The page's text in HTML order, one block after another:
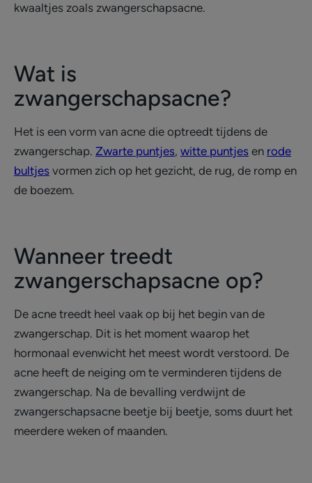
kwaaltjes zoals zwangerschapsacne.
Wat is
zwangerschapsacne?
Het is een vorm van acne die optreedt tijdens de
zwangerschap. Zwarte puntjes, witte puntjes en rode
bultjes vormen zich op het gezicht, de rug, de romp en
de boezem.
Wanneer treedt
zwangerschapsacne op?
De acne treedt heel vaak op bij het begin van de
zwangerschap. Dit is het moment waarop het
hormonaal evenwicht het meest wordt verstoord. De
acne heeft de neiging om te verminderen tijdens de
zwangerschap. Na de bevalling verdwijnt de
zwangerschapsacne beetje bij beetje, soms duurt het
meerdere weken of maanden.